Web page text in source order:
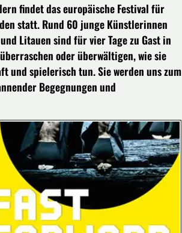
findet das europäische Festival für
statt. Rund 60 junge Künstlerinnen
Litauen sind für vier Tage zu Gast in
oder überwältigen, wie sie
und spielerisch tun. Sie werden uns zum
Begegnungen und